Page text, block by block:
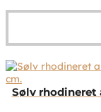
Sølv